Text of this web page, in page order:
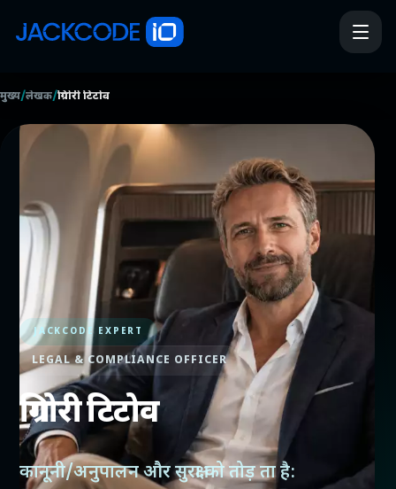
मुख्य/लेखक/ग्रिगोरी टिटोव
JACKCODE EXPERT
LEGAL & COMPLIANCE OFFICER
ग्रिगोरी टिटोव
कानूनी/अनुपालन और सुरक्षा को तोड़ ता है: